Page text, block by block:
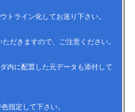
トライン化してお送り下さい。
だきますので、ご注意ください。
内に配置した元データも添付して
指定して下さい。